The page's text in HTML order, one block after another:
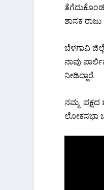
ಶಾಸಕ ರಾಜು
ಬೆಳಗಾವಿ
ನಾವು
ನೀಡಿದ್ದಾರೆ.
ನಮ್ಮ ಪಕ್ಷದ
ಲೋಕಸಭಾ